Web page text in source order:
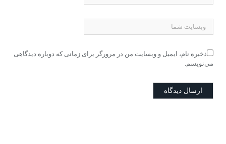
ذخیره نام، ایمیل و وبسایت من در مرورگر برای زمانی که دوباره دیدگاهی
می‌نویسم.